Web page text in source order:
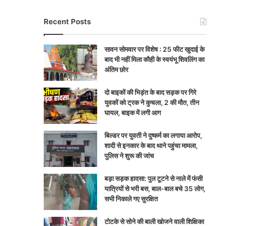
Recent Posts
सावन सोमवार पर विशेष : 25 फीट खुदाई के
बाद भी नहीं मिला कौही के स्वयंभू शिवलिंग का
अंतिम छोर
दो बाइकों की भिड़ंत के बाद सड़क पर गिरे
युवकों को ट्रक ने कुचला, 2 की मौत, तीन
घायल, बाइक में लगी आग
बिल्डर पर युवती ने दुष्कर्म का लगाया आरोप,
शादी से इनकार के बाद थाने पहुंचा मामला,
पुलिस ने शुरू की जांच
बड़ा सड़क हादसा: पुल टूटने से नाले में फंसी
यात्रियों से भरी बस, बाल-बाल बचे 35 लोग,
सभी निकाले गए सुरक्षित
टोटके से सोने की बाली खोजने वाली शिक्षिका